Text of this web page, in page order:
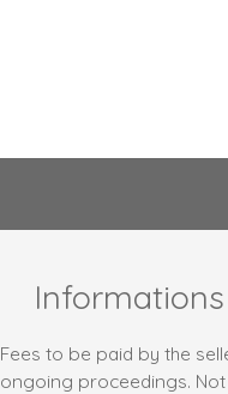
Informations
Fees to be paid by the
ongoing proceedings.